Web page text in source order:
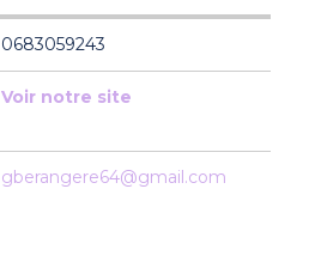
0683059243
Voir notre site
gberangere64@gmail.com